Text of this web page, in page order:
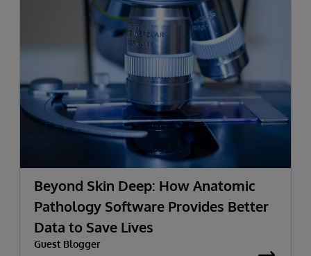
Beyond Skin Deep: How Anatomic
Pathology Software Provides Better
Data to Save Lives
Guest Blogger